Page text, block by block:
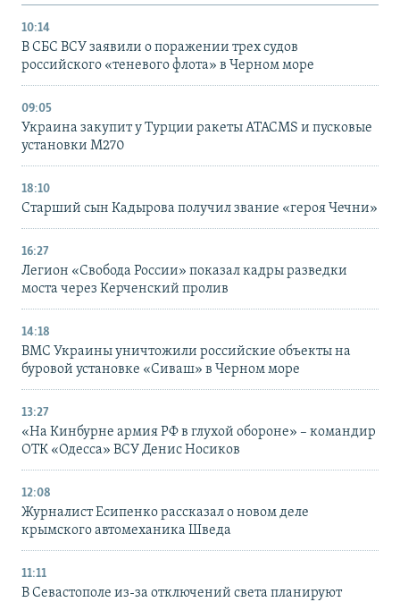
10:14
В СБС ВСУ заявили о поражении трех судов
российского «теневого флота» в Черном море
09:05
Украина закупит у Турции ракеты ATACMS и пусковые
установки M270
18:10
Старший сын Кадырова получил звание «героя Чечни»
16:27
Легион «Свобода России» показал кадры разведки
моста через Керченский пролив
14:18
ВМС Украины уничтожили российские объекты на
буровой установке «Сиваш» в Черном море
13:27
«На Кинбурне армия РФ в глухой обороне» – командир
ОТК «Одесса» ВСУ Денис Носиков
12:08
Журналист Есипенко рассказал о новом деле
крымского автомеханика Шведа
11:11
В Севастополе из-за отключений света планируют